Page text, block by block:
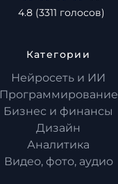
4.8(3311 голосов)
Категории
Нейросеть и ИИ
Программирование
Бизнес и финансы
Дизайн
Аналитика
Видео, фото, аудио